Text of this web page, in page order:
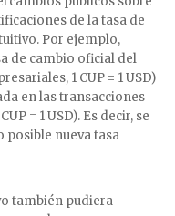
de la tasa de
Por ejemplo,
de cambio oficial del
1 CUP = 1 USD)
en las transacciones
= 1 USD). Es decir, se
posible nueva tasa
también pudiera